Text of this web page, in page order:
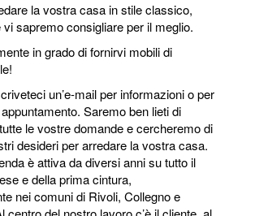
la vostra casa in stile classico,
sapremo consigliare per il meglio.
in grado di fornirvi mobili di
un’e-mail per informazioni o per
Saremo ben lieti di
le vostre domande e cercheremo di
desideri per arredare la vostra casa.
è attiva da diversi anni su tutto il
e della prima cintura,
nei comuni di Rivoli, Collegno e